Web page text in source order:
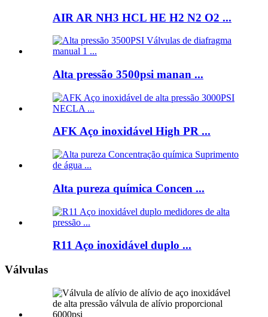
AIR AR NH3 HCL HE H2 N2 O2 ...
Alta pressão 3500psi manan ...
AFK Aço inoxidável High PR ...
Alta pureza química Concen ...
R11 Aço inoxidável duplo ...
Válvulas